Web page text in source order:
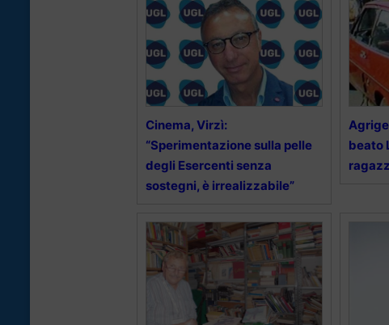
Cinema, Virzì:
“Sperimentazione sulla pelle
degli Esercenti senza
sostegni, è irrealizzabile”
beato